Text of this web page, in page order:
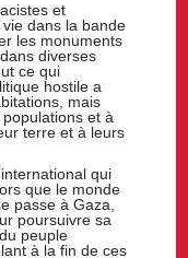
et
dans la bande
les monuments
diverses
ce qui
hostile a
mais
et à
terre et à leurs
qui
que le monde
passe à Gaza,
poursuivre sa
peuple
à la fin de ces